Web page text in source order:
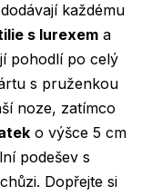
každému
s lurexem a
pohodlí po celý
s pruženkou
noze, zatímco
o výšce 5 cm
podešev s
Dopřejte si